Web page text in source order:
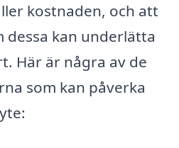
kostnaden, och att
dessa kan underlätta
Här är några av de
som kan påverka